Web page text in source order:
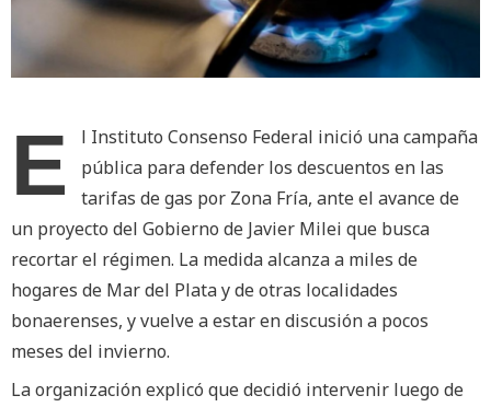
E
l Instituto Consenso Federal inició una campaña
pública para defender los descuentos en las
tarifas de gas por Zona Fría, ante el avance de
un proyecto del Gobierno de Javier Milei que busca
recortar el régimen. La medida alcanza a miles de
hogares de Mar del Plata y de otras localidades
bonaerenses, y vuelve a estar en discusión a pocos
meses del invierno.
La organización explicó que decidió intervenir luego de